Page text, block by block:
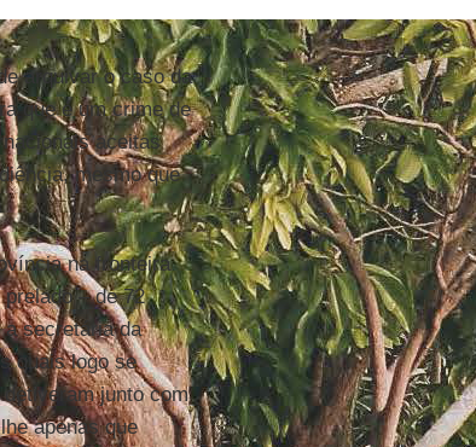
arquivar o caso da
que é um crime de
aceitas
mesmo que
na fronteira
– de 72
secretária da
quais logo se
detiveram junto com
apenas que